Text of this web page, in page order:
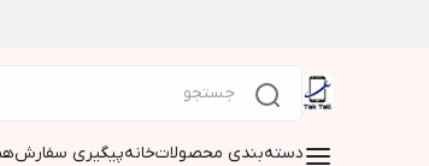
دسته‌بندی محصولاتخانهپیگیری سفارش